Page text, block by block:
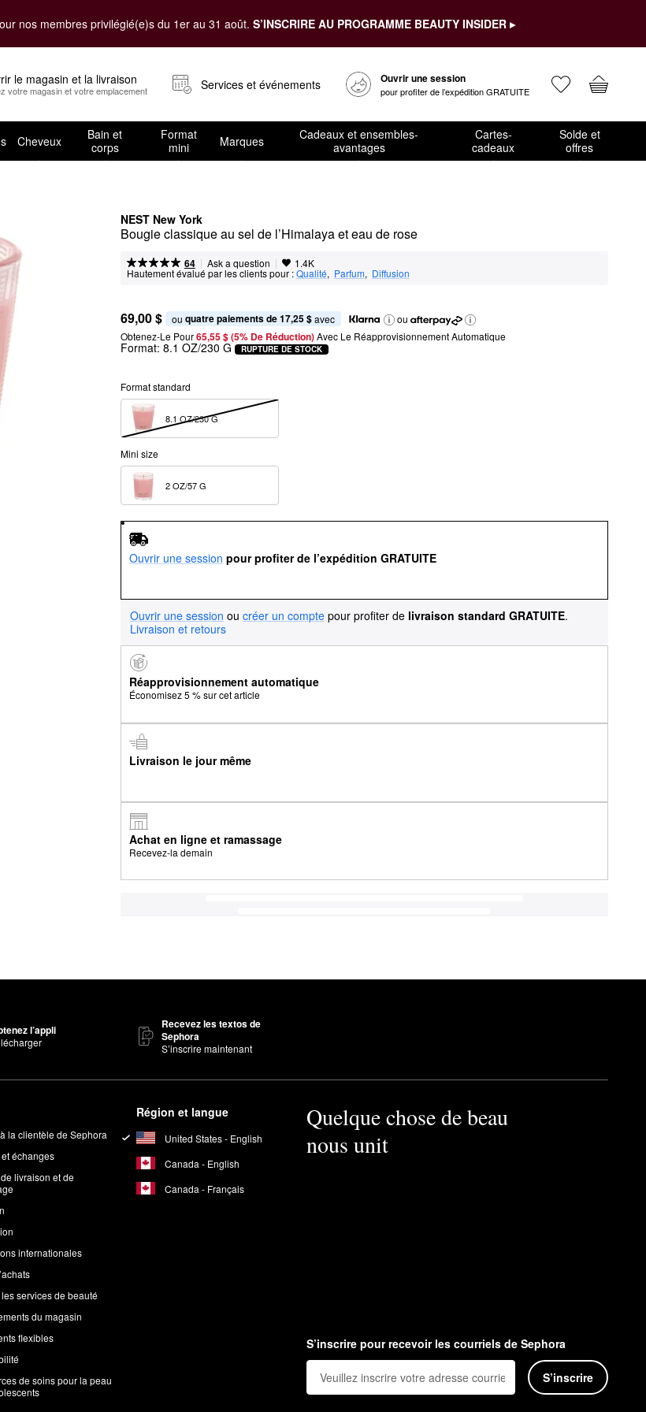
nos membres privilégié(e)s du 1er au 31 août. S’INSCRIRE AU PROGRAMME BEAUTY INSIDER ▸
le magasin et la livraison
votre magasin et votre emplacement Services et événements Ouvrir une session
pour profiter de l’expédition GRATUITE
Cheveux
Bain et
corps
Format
mini
Marques
Cadeaux et ensembles-
avantages
Cartes-
cadeaux
Solde et
offres
NEST New York
Bougie classique au sel de l’Himalaya et eau de rose
64 | Ask a question | 1.4K
Hautement évalué par les clients pour :Qualité, Parfum, Diffusion
69,00 $ ou quatre paiements de 17,25 $ avec
ou
Obtenez-Le Pour65,55 $ (5% De Réduction) Avec Le Réapprovisionnement Automatique
Format: 8.1 OZ/230 G RUPTURE DE STOCK
Format standard
8.1 OZ/230 G
Mini size
Ouvrir une session pour profiter de l’expédition GRATUITE
Ouvrir une session ou créer un compte pour profiter de livraison standard GRATUITE.
Livraison et retours
Réapprovisionnement automatique
Économisez 5 % sur cet article
Livraison le jour même
Achat en ligne et ramassage
Recevez-la demain
l’appli
Recevez les textos de
Sephora
S’inscrire maintenant
la clientèle de Sephora
échanges
livraison et de
internationales
les services de beauté
du magasin
flexibles
de soins pour la peau
Région et langue
United States - English
Canada - English
Canada - Français
Quelque chose de beau
nous unit
S’inscrire pour recevoir les courriels de Sephora
S’inscrire